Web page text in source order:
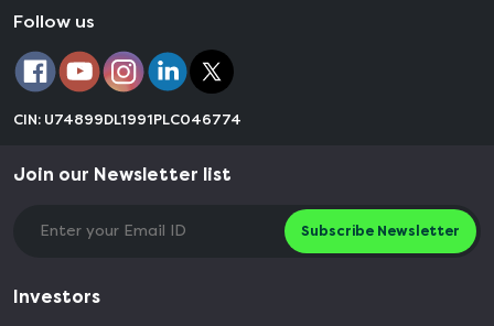
Follow us
CIN: U74899DL1991PLC046774
Join our Newsletter list
Subscribe Newsletter
Investors